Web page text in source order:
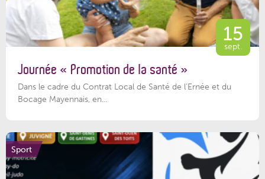
15
sept.
Journée « Promotion de la santé »
Dans le cadre du Contrat Local de Santé de l’Ernée et du
Bocage Mayennais, en...
Sport